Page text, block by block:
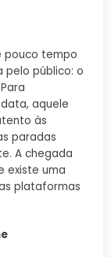
pouco tempo
pelo público: o
aquele
às
paradas
A chegada
existe uma
plataformas